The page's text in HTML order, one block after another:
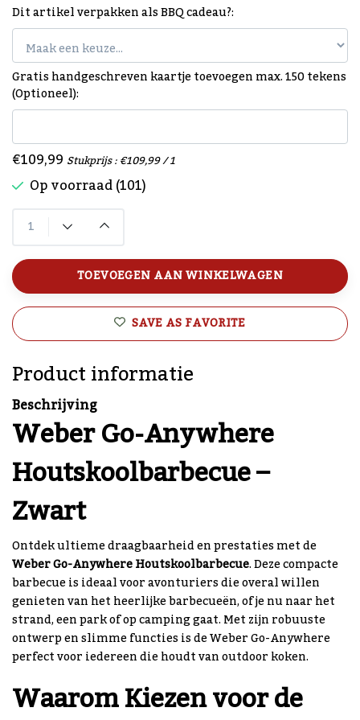
Dit artikel verpakken als BBQ cadeau?:
Gratis handgeschreven kaartje toevoegen max. 150 tekens
(Optioneel):
€109,99 Stukprijs : €109,99 / 1
Op voorraad (101)
TOEVOEGEN AAN WINKELWAGEN
SAVE AS FAVORITE
Product informatie
Beschrijving
Weber Go-Anywhere
Houtskoolbarbecue –
Zwart
Ontdek ultieme draagbaarheid en prestaties met de
Weber Go-Anywhere Houtskoolbarbecue. Deze compacte
barbecue is ideaal voor avonturiers die overal willen
genieten van het heerlijke barbecueën, of je nu naar het
strand, een park of op camping gaat. Met zijn robuuste
ontwerp en slimme functies is de Weber Go-Anywhere
perfect voor iedereen die houdt van outdoor koken.
Waarom Kiezen voor de